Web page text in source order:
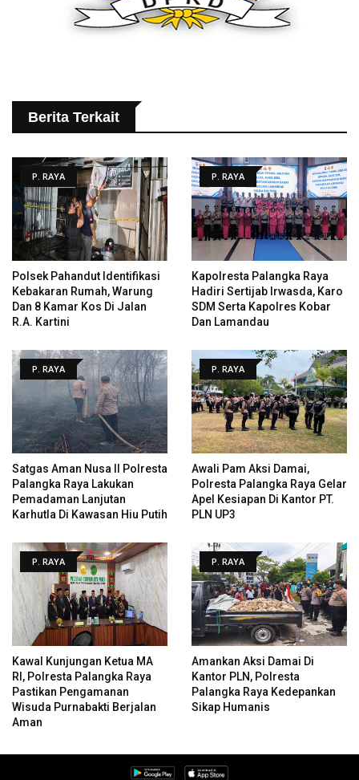
Berita Terkait
P. RAYA
Polsek Pahandut Identifikasi
Kebakaran Rumah, Warung
Dan 8 Kamar Kos Di Jalan
R.A. Kartini
P. RAYA
Kapolresta Palangka Raya
Hadiri Sertijab Irwasda, Karo
SDM Serta Kapolres Kobar
Dan Lamandau
P. RAYA
Satgas Aman Nusa II Polresta
Palangka Raya Lakukan
Pemadaman Lanjutan
Karhutla Di Kawasan Hiu Putih
P. RAYA
Awali Pam Aksi Damai,
Polresta Palangka Raya Gelar
Apel Kesiapan Di Kantor PT.
PLN UP3
P. RAYA
Kawal Kunjungan Ketua MA
RI, Polresta Palangka Raya
Pastikan Pengamanan
Wisuda Purnabakti Berjalan
Aman
P. RAYA
Amankan Aksi Damai Di
Kantor PLN, Polresta
Palangka Raya Kedepankan
Sikap Humanis